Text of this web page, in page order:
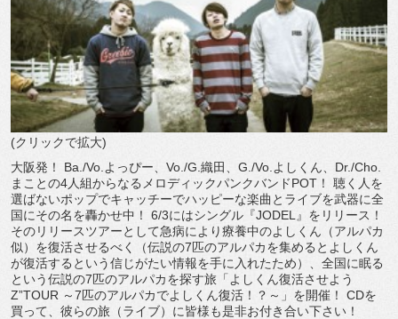
(クリックで拡大)
大阪発！ Ba./Vo.よっぴー、Vo./G.織田、G./Vo.よしくん、Dr./Cho.
まことの4人組からなるメロディックパンクバンドPOT！ 聴く人を
選ばないポップでキャッチーでハッピーな楽曲とライブを武器に全
国にその名を轟かせ中！ 6/3にはシングル『JODEL』をリリース！
そのリリースツアーとして急病により療養中のよしくん（アルパカ
似）を復活させるべく（伝説の7匹のアルパカを集めるとよしくん
が復活するという信じがたい情報を手に入れたため）、全国に眠る
という伝説の7匹のアルパカを探す旅「よしくん復活させよう
Z”TOUR ～7匹のアルパカでよしくん復活！？～」を開催！ CDを
買って、彼らの旅（ライブ）に皆様も是非お付き合い下さい！